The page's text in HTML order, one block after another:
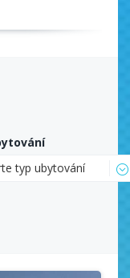
typ ubytování